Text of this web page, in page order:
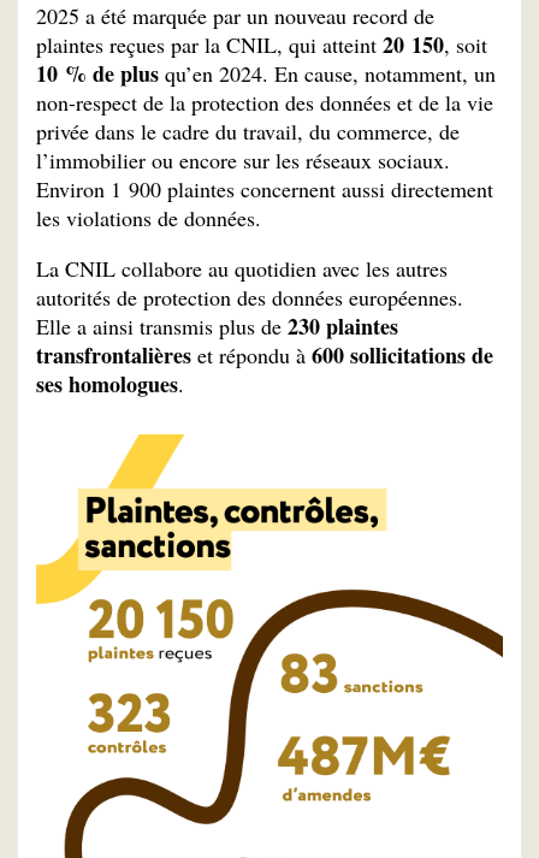
2025 a été marquée par un nouveau record de
plaintes reçues par la CNIL, qui atteint 20 150, soit
10 % de plus qu’en 2024. En cause, notamment, un
non-respect de la protection des données et de la vie
privée dans le cadre du travail, du commerce, de
l’immobilier ou encore sur les réseaux sociaux.
Environ 1 900 plaintes concernent aussi directement
les violations de données.
La CNIL collabore au quotidien avec les autres
autorités de protection des données européennes.
Elle a ainsi transmis plus de 230 plaintes
transfrontalières et répondu à 600 sollicitations de
ses homologues.